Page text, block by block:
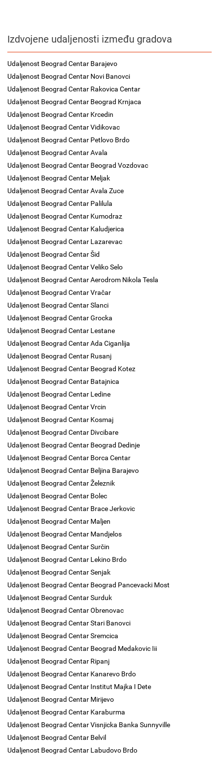
Izdvojene udaljenosti između gradova
Udaljenost Beograd Centar Barajevo
Udaljenost Beograd Centar Novi Banovci
Udaljenost Beograd Centar Rakovica Centar
Udaljenost Beograd Centar Beograd Krnjaca
Udaljenost Beograd Centar Krcedin
Udaljenost Beograd Centar Vidikovac
Udaljenost Beograd Centar Petlovo Brdo
Udaljenost Beograd Centar Avala
Udaljenost Beograd Centar Beograd Vozdovac
Udaljenost Beograd Centar Meljak
Udaljenost Beograd Centar Avala Zuce
Udaljenost Beograd Centar Palilula
Udaljenost Beograd Centar Kumodraz
Udaljenost Beograd Centar Kaludjerica
Udaljenost Beograd Centar Lazarevac
Udaljenost Beograd Centar Šid
Udaljenost Beograd Centar Veliko Selo
Udaljenost Beograd Centar Aerodrom Nikola Tesla
Udaljenost Beograd Centar Vračar
Udaljenost Beograd Centar Slanci
Udaljenost Beograd Centar Grocka
Udaljenost Beograd Centar Lestane
Udaljenost Beograd Centar Ada Ciganlija
Udaljenost Beograd Centar Rusanj
Udaljenost Beograd Centar Beograd Kotez
Udaljenost Beograd Centar Batajnica
Udaljenost Beograd Centar Ledine
Udaljenost Beograd Centar Vrcin
Udaljenost Beograd Centar Kosmaj
Udaljenost Beograd Centar Divcibare
Udaljenost Beograd Centar Beograd Dedinje
Udaljenost Beograd Centar Borca Centar
Udaljenost Beograd Centar Beljina Barajevo
Udaljenost Beograd Centar Železnik
Udaljenost Beograd Centar Bolec
Udaljenost Beograd Centar Brace Jerkovic
Udaljenost Beograd Centar Maljen
Udaljenost Beograd Centar Mandjelos
Udaljenost Beograd Centar Surčin
Udaljenost Beograd Centar Lekino Brdo
Udaljenost Beograd Centar Senjak
Udaljenost Beograd Centar Beograd Pancevacki Most
Udaljenost Beograd Centar Surduk
Udaljenost Beograd Centar Obrenovac
Udaljenost Beograd Centar Stari Banovci
Udaljenost Beograd Centar Sremcica
Udaljenost Beograd Centar Beograd Medakovic Iii
Udaljenost Beograd Centar Ripanj
Udaljenost Beograd Centar Kanarevo Brdo
Udaljenost Beograd Centar Institut Majka I Dete
Udaljenost Beograd Centar Mirijevo
Udaljenost Beograd Centar Karaburma
Udaljenost Beograd Centar Visnjicka Banka Sunnyville
Udaljenost Beograd Centar Belvil
Udaljenost Beograd Centar Labudovo Brdo